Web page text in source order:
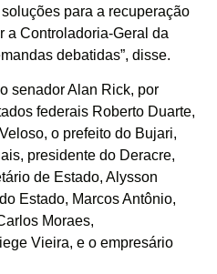
para a recuperação
a Controladoria-Geral da
debatidas”, disse.
senador Alan Rick, por
federais Roberto Duarte,
o prefeito do Bujari,
presidente do Deracre,
de Estado, Alysson
Estado, Marcos Antônio,
Moraes,
Vieira, e o empresário